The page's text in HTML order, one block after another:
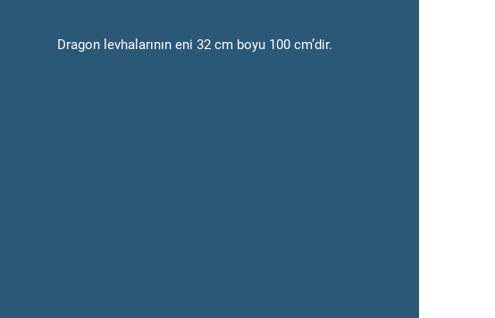
Dragon levhalarının eni 32 cm boyu 100 cm’dir.